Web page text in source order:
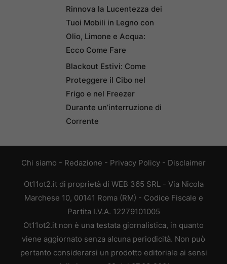
Rinnova la Lucentezza dei
Tuoi Mobili in Legno con
Olio, Limone e Acqua:
Ecco Come Fare
Blackout Estivi: Come
Proteggere il Cibo nel
Frigo e nel Freezer
Durante un’interruzione di
Corrente
Chi siamo - Redazione - Privacy Policy - Disclaimer
Ot11ot2.it di proprietà di WEB 365 SRL - Via Nicola
Marchese 10, 00141 Roma (RM) - Codice Fiscale e
Partita I.V.A. 12279101005
Ot11ot2.it non è una testata giornalistica, in quanto
viene aggiornato senza alcuna periodicità. Non può
pertanto considerarsi un prodotto editoriale ai sensi